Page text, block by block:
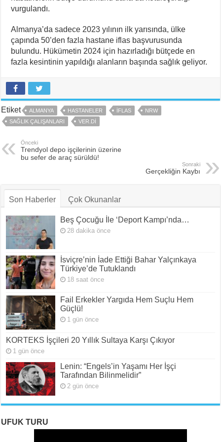
vurgulandı.
Almanya’da sadece 2023 yılının ilk yarısında, ülke
çapında 50’den fazla hastane iflas başvurusunda
bulundu. Hükümetin 2024 için hazırladığı bütçede en
fazla kesintinin yapıldığı alanların başında sağlık geliyor.
Etiket ALMANYA HASTANELER IFLAS
NRW
SAĞLIK ÇALIŞANLARI
VER.DI
Önceki
Trendyol depo işçilerinin üzerine
bu sefer de araç sürüldü!
Sonraki
Gerçekliğin Kaybı
Son Haberler Çok Okunanlar
Beş Çocuğu İle ‘Deport Kampı’nda…
28 dakika önce
İsviçre’nin İade Ettiği Bahar Yalçınkaya
Türkiye’de Tutuklandı
18 saat önce
Fail Erkekler Yargıda Hem Suçlu Hem
Güçlü!
1 gün önce
KORTEKS İşçileri 20 Yıllık Sultaya Karşı Çıkıyor
1 gün önce
Lenin: “Engels’in Yaşamı Her İşçi
Tarafından Bilinmelidir”
2 gün önce
UFUK TURU